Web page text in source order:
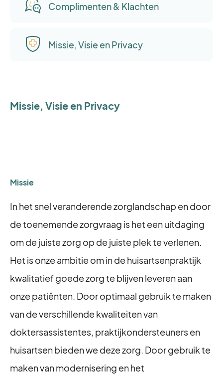
Complimenten & Klachten
Missie, Visie en Privacy
Missie, Visie en Privacy
Missie
In het snel veranderende zorglandschap en door
de toenemende zorgvraag is het een uitdaging
om de juiste zorg op de juiste plek te verlenen.
Het is onze ambitie om in de huisartsenpraktijk
kwalitatief goede zorg te blijven leveren aan
onze patiënten. Door optimaal gebruik te maken
van de verschillende kwaliteiten van
doktersassistentes, praktijkondersteuners en
huisartsen bieden we deze zorg. Door gebruik te
maken van modernisering en het